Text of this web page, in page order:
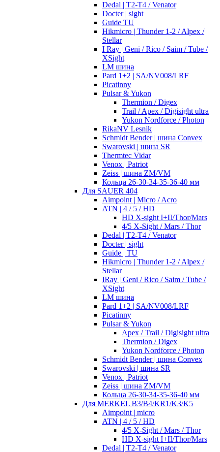
Dedal | T2-T4 / Venator
Docter | sight
Guide TU
Hikmicro | Thunder 1-2 / Alpex /
Stellar
I Ray | Geni / Rico / Saim / Tube /
XSight
LM шина
Pard 1+2 | SA/NV008/LRF
Picatinny
Pulsar & Yukon
Thermion / Digex
Trail / Apex / Digisight ultra
Yukon Nordforce / Photon
RikaNV Lesnik
Schmidt Bender | шина Convex
Swarovski | шина SR
Thermtec Vidar
Venox | Patriot
Zeiss | шина ZM/VM
Кольца 26-30-34-35-36-40 мм
Для SAUER 404
Aimpoint | Micro / Acro
ATN | 4 / 5 / HD
HD X-sight I+II/Thor/Mars
4/5 X-Sight / Mars / Thor
Dedal | T2-T4 / Venator
Docter | sight
Guide | TU
Hikmicro | Thunder 1-2 / Alpex /
Stellar
IRay | Geni / Rico / Saim / Tube /
XSight
LM шина
Pard 1+2 | SA/NV008/LRF
Picatinny
Pulsar & Yukon
Apex / Trail / Digisight ultra
Thermion / Digex
Yukon Nordforce / Photon
Schmidt Bender | шина Convex
Swarovski | шина SR
Venox | Patriot
Zeiss | шина ZM/VM
Кольца 26-30-34-35-36-40 мм
Для MERKEL B3/B4/KR1/K3/K5
Aimpoint | micro
ATN | 4 / 5 / HD
4/5 X-Sight / Mars / Thor
HD X-sight I+II/Thor/Mars
Dedal | T2-T4 / Venator